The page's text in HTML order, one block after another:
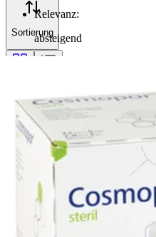
Sortierung
Filterung
Relevanz:
absteigend